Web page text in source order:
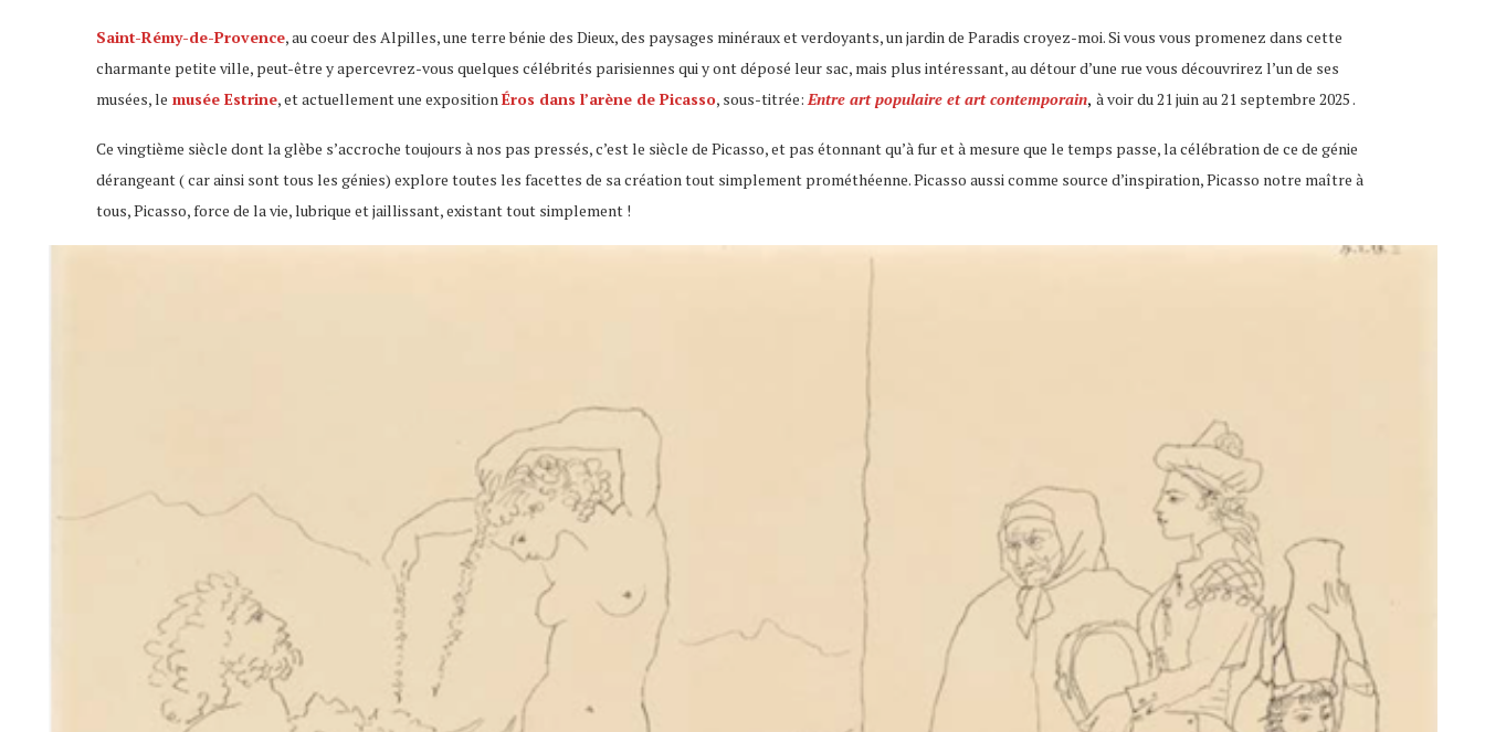
Saint-Rémy-de-Provence, au coeur des Alpilles, une terre bénie des Dieux, des paysages minéraux et verdoyants, un jardin de Paradis croyez-moi. Si vous vous promenez dans cette
charmante petite ville, peut-être y apercevrez-vous quelques célébrités parisiennes qui y ont déposé leur sac, mais plus intéressant, au détour d’une rue vous découvrirez l’un de ses
musées, le musée Estrine, et actuellement une expositionÉros dans l’arène de Picasso, sous-titrée:Entre art populaire et art contemporain, à voir du 21 juin au 21 septembre 2025 .
Ce vingtième siècle dont la glèbe s’accroche toujours à nos pas pressés, c’est le siècle de Picasso, et pas étonnant qu’à fur et à mesure que le temps passe, la célébration de ce de génie
dérangeant ( car ainsi sont tous les génies) explore toutes les facettes de sa création tout simplement prométhéenne. Picasso aussi comme source d’inspiration, Picasso notre maître à
tous, Picasso, force de la vie, lubrique et jaillissant, existant tout simplement !